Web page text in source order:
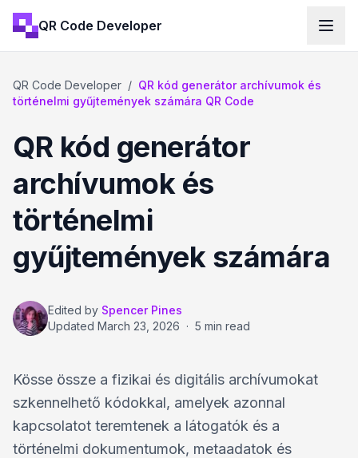
QR Code Developer
QR Code Developer / QR kód generátor archívumok és
történelmi gyűjtemények számára QR Code
QR kód generátor
archívumok és
történelmi
gyűjtemények számára
Edited by Spencer Pines
Updated March 23, 2026 · 5 min read
Kösse össze a fizikai és digitális archívumokat
szkennelhető kódokkal, amelyek azonnal
kapcsolatot teremtenek a látogatók és a
történelmi dokumentumok, metaadatok és